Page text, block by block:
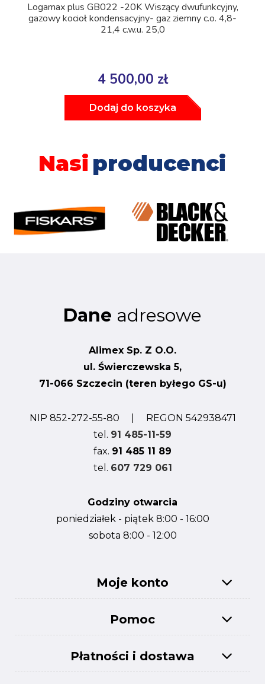
Logamax plus GB022 -20K Wiszący dwufunkcyjny,
gazowy kocioł kondensacyjny- gaz ziemny c.o. 4,8-
21,4 c.w.u. 25,0
4 500,00 zł
Dodaj do koszyka
Nasi producenci
Dane adresowe
Alimex Sp. Z O.O.
ul. Świerczewska 5,
71-066 Szczecin (teren byłego GS-u)
NIP 852-272-55-80 | REGON 542938471
tel. 91 485-11-59
fax. 91 485 11 89
tel. 607 729 061
Godziny otwarcia
poniedziałek - piątek 8:00 - 16:00
sobota 8:00 - 12:00
Moje konto
Pomoc
Płatności i dostawa